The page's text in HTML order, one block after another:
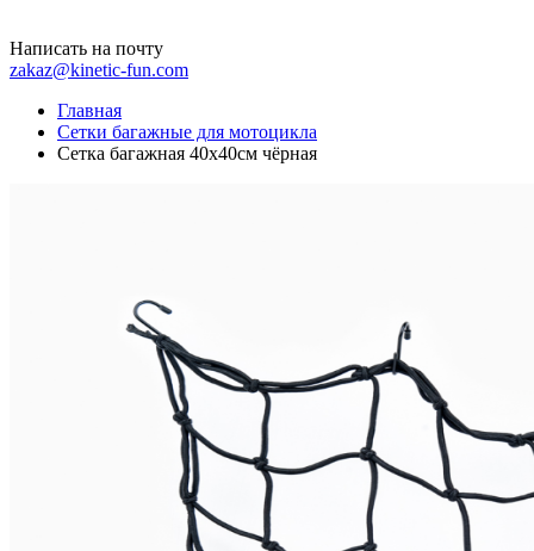
Написать на почту
zakaz@kinetic-fun.com
Главная
Сетки багажные для мотоцикла
Сетка багажная 40х40см чёрная